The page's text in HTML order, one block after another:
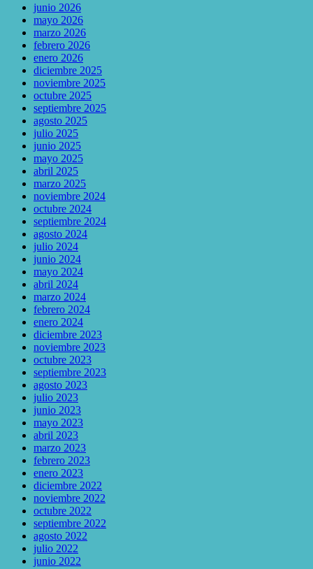
junio 2026
mayo 2026
marzo 2026
febrero 2026
enero 2026
diciembre 2025
noviembre 2025
octubre 2025
septiembre 2025
agosto 2025
julio 2025
junio 2025
mayo 2025
abril 2025
marzo 2025
noviembre 2024
octubre 2024
septiembre 2024
agosto 2024
julio 2024
junio 2024
mayo 2024
abril 2024
marzo 2024
febrero 2024
enero 2024
diciembre 2023
noviembre 2023
octubre 2023
septiembre 2023
agosto 2023
julio 2023
junio 2023
mayo 2023
abril 2023
marzo 2023
febrero 2023
enero 2023
diciembre 2022
noviembre 2022
octubre 2022
septiembre 2022
agosto 2022
julio 2022
junio 2022